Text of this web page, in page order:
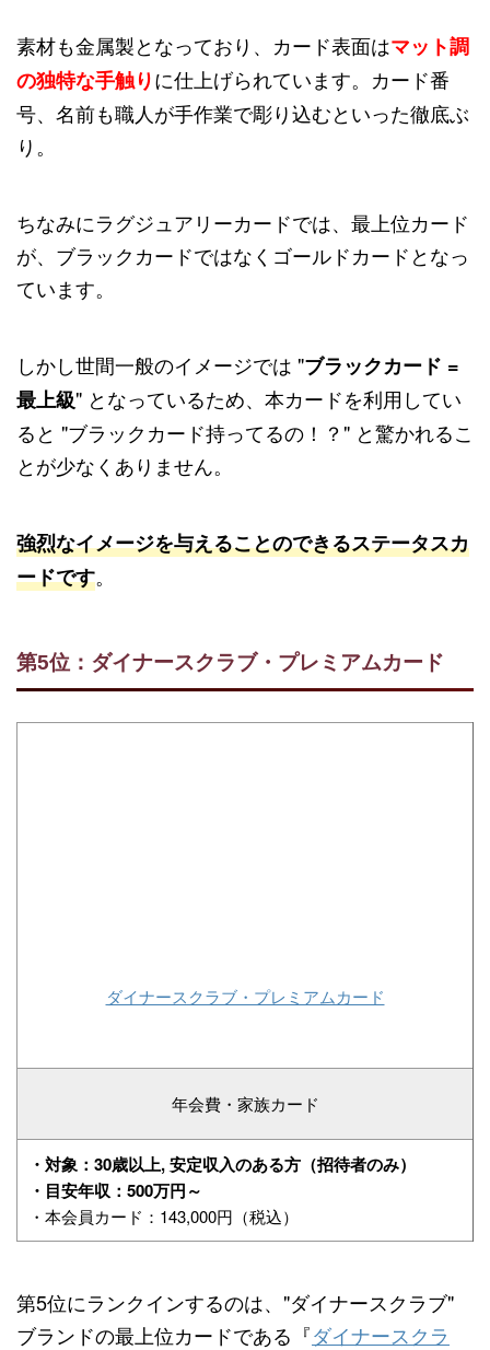
素材も金属製となっており、カード表面はマット調
の独特な手触りに仕上げられています。カード番
号、名前も職人が手作業で彫り込むといった徹底ぶ
り。
ちなみにラグジュアリーカードでは、最上位カード
が、ブラックカードではなくゴールドカードとなっ
ています。
しかし世間一般のイメージでは "ブラックカード =
最上級" となっているため、本カードを利用してい
ると "ブラックカード持ってるの！？" と驚かれるこ
とが少なくありません。
強烈なイメージを与えることのできるステータスカ
ードです。
第5位：ダイナースクラブ・プレミアムカード
ダイナースクラブ・プレミアムカード
年会費・家族カード
・対象：30歳以上, 安定収入のある方（招待者のみ）
・目安年収：500万円～
・本会員カード：143,000円（税込）
第5位にランクインするのは、"ダイナースクラブ"
ブランドの最上位カードである『ダイナースクラ